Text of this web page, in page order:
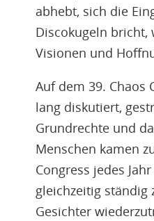
abhebt, sich die
Discokugeln bricht,
Visionen und
Auf dem 39. Chaos
lang diskutiert,
Grundrechte und
Menschen kamen
Congress jedes
gleichzeitig ständig
Gesichter